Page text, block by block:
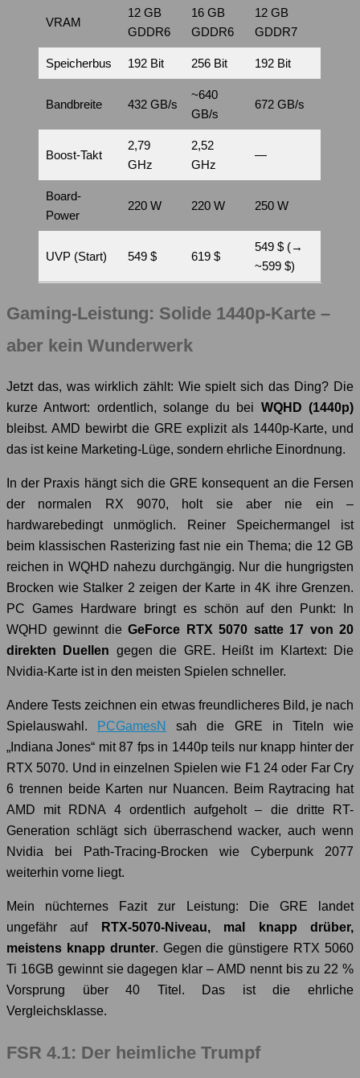
VRAM
12 GB
GDDR6
16 GB
GDDR6
12 GB
GDDR7
Speicherbus 192 Bit 256 Bit 192 Bit
Bandbreite 432 GB/s
~640
GB/s
672 GB/s
Boost-Takt
2,79
GHz
2,52
GHz
—
Board-
Power
220 W 220 W 250 W
UVP (Start) 549 $ 619 $
549 $ (→
~599 $)
Gaming-Leistung: Solide 1440p-Karte –
aber kein Wunderwerk
Jetzt das, was wirklich zählt: Wie spielt sich das Ding? Die
kurze Antwort: ordentlich, solange du bei WQHD (1440p)
bleibst. AMD bewirbt die GRE explizit als 1440p-Karte, und
das ist keine Marketing-Lüge, sondern ehrliche Einordnung.
In der Praxis hängt sich die GRE konsequent an die Fersen
der normalen RX 9070, holt sie aber nie ein –
hardwarebedingt unmöglich. Reiner Speichermangel ist
beim klassischen Rasterizing fast nie ein Thema; die 12 GB
reichen in WQHD nahezu durchgängig. Nur die hungrigsten
Brocken wie Stalker 2 zeigen der Karte in 4K ihre Grenzen.
PC Games Hardware bringt es schön auf den Punkt: In
WQHD gewinnt dieGeForce RTX 5070 satte 17 von 20
direkten Duellen gegen die GRE. Heißt im Klartext: Die
Nvidia-Karte ist in den meisten Spielen schneller.
Andere Tests zeichnen ein etwas freundlicheres Bild, je nach
Spielauswahl.
PCGamesN
sah die GRE in Titeln wie
„Indiana Jones“ mit 87 fps in 1440p teils nur knapp hinter der
RTX 5070. Und in einzelnen Spielen wie F1 24 oder Far Cry
6 trennen beide Karten nur Nuancen. Beim Raytracing hat
AMD mit RDNA 4 ordentlich aufgeholt – die dritte RT-
Generation schlägt sich überraschend wacker, auch wenn
Nvidia bei Path-Tracing-Brocken wie Cyberpunk 2077
weiterhin vorne liegt.
Mein nüchternes Fazit zur Leistung: Die GRE landet
ungefähr auf
RTX-5070-Niveau, mal knapp drüber,
meistens knapp drunter. Gegen die günstigere RTX 5060
Ti 16GB gewinnt sie dagegen klar – AMD nennt bis zu 22 %
Vorsprung über 40 Titel. Das ist die ehrliche
Vergleichsklasse.
FSR 4.1: Der heimliche Trumpf